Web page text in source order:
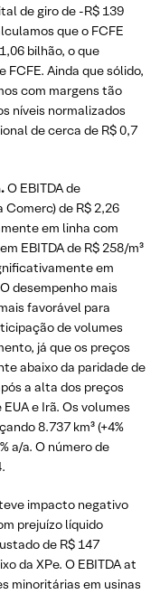
de giro de -R$ 139
que o FCFE
bilhão, o que
FCFE. Ainda que sólido,
com margens tão
níveis normalizados
de cerca de R$ 0,7
O EBITDA de
Comerc) de R$ 2,26
em linha com
EBITDA de R$ 258/m³
em
desempenho mais
favorável para
de volumes
já que os preços
abaixo da paridade de
a alta dos preços
e Irã. Os volumes
8.737 km³ (+4%
a/a. O número de
impacto negativo
prejuízo líquido
de R$ 147
da XPe. O EBITDA at
minoritárias em usinas